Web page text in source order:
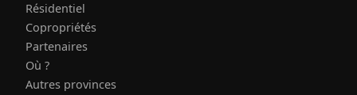
Résidentiel
Copropriétés
Partenaires
Où ?
Autres provinces